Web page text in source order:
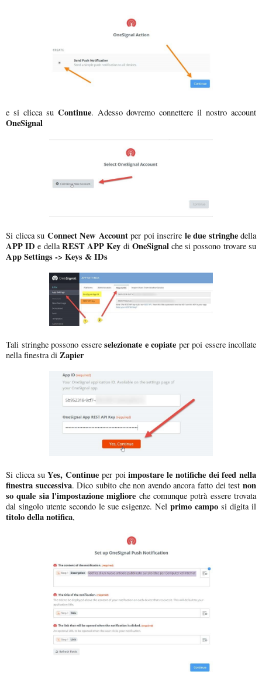
e si clicca su Continue. Adesso dovremo connettere il nostro account
OneSignal
Si clicca su Connect New Accountper poi inserire le due stringhedella
APP ID e dellaREST APP Key di OneSignalche si possono trovare su
App Settings -> Keys & IDs
Tali stringhe possono essere selezionate e copiate per poi essere incollate
nella finestra di Zapier
Si clicca suYes, Continue per poiimpostare le notifiche dei feed nella
finestra successiva. Dico subito che non avendo ancora fatto dei testnon
so quale sia l'impostazione migliore che comunque potrà essere trovata
dal singolo utente secondo le sue esigenze. Nel primo campo si digita il
titolo della notifica,